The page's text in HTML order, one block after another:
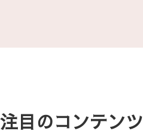
注目のコンテンツ